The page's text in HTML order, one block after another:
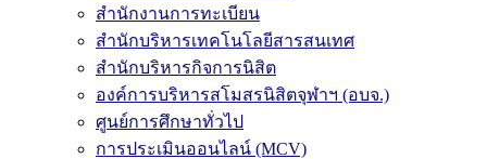
สำนักงานการทะเบียน
สำนักบริหารเทคโนโลยีสารสนเทศ
สำนักบริหารกิจการนิสิต
องค์การบริหารสโมสรนิสิตจุฬาฯ (อบจ.)
ศูนย์การศึกษาทั่วไป
การประเมินออนไลน์ (MCV)